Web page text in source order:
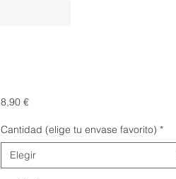
8,90 €Precio
Cantidad (elige tu envase favorito) *
Elegir